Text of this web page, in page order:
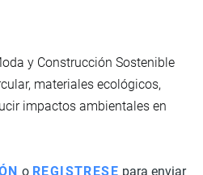
y Construcción Sostenible
materiales ecológicos,
impactos ambientales en
o REGISTRESE para enviar